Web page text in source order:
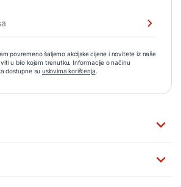
povremeno šaljemo akcijske cijene i novitete iz naše
u bilo kojem trenutku. Informacije o načinu
dostupne su uslovima korištenja.